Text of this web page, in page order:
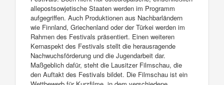
allepostsowjetische Staaten werden im Programm
aufgegriffen. Auch Produktionen aus Nachbarländern
wie Finnland, Griechenland oder der Türkei werden im
Rahmen des Festivals präsentiert. Einen weiteren
Kernaspekt des Festivals stellt die herausragende
Nachwuchsförderung und die Jugendarbeit dar.
Maßgeblich dafür, steht die Lausitzer Filmschau, die
den Auftakt des Festivals bildet. Die Filmschau ist ein